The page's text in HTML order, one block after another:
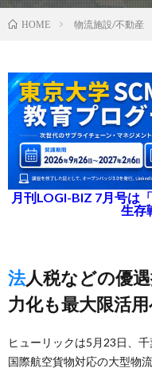
HOME 物流施設/不動産
月刊LOGI-BIZ 7月号は
生存
法人税などの優遇措置、土地利用規制の弾
力化も最大限活
ヒューリックは5月23日、
国際航空貨物対応の大型物